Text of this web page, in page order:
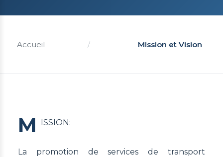
Accueil / Mission et Vision
M ISSION:
La promotion de services de transport